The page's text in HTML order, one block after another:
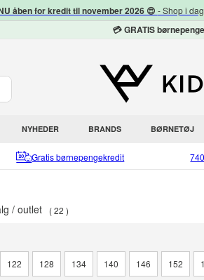
åben for kredit til november 2026 😍 - Shop i
💳 GRATIS
NYHEDER BRANDS BØRNETØJ
Gratis børnepengekredit
/ outlet
22
122 128 134 140 146 152